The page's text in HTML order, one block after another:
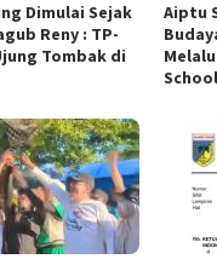
Dimulai Sejak
Reny : TP-
Tombak di
Aiptu
School